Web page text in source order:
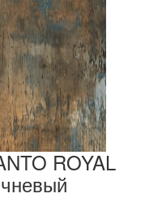
ROYAL